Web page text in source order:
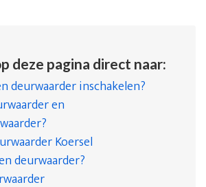
deze pagina direct naar:
deurwaarder inschakelen?
en
Koersel
deurwaarder?